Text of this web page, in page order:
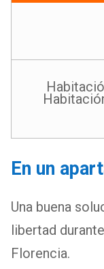
En un
Una buena
libertad
Florencia.